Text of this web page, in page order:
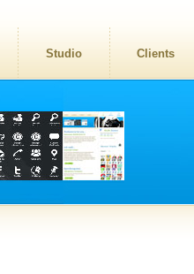
Studio Clients